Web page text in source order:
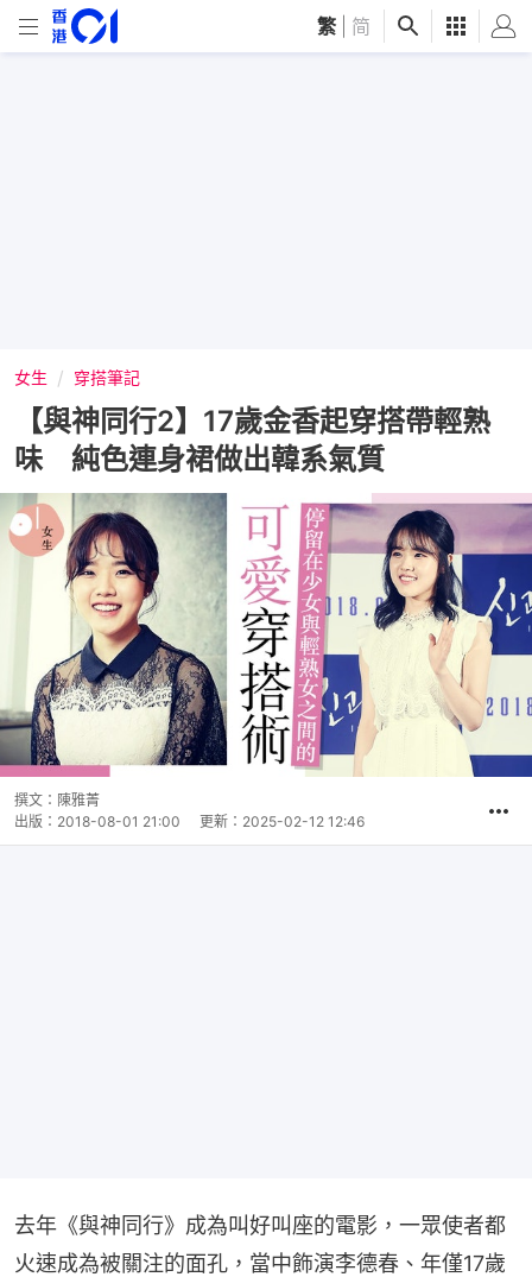
繁 简
女生 穿搭筆記
【與神同行2】17歲金香起穿搭帶輕熟
味 純色連身裙做出韓系氣質
撰文： 陳雅菁
出版： 2018-08-01 21:00 更新： 2025-02-12 12:46
去年《與神同行》成為叫好叫座的電影，一眾使者都
火速成為被關注的面孔，當中飾演李德春、年僅17歲